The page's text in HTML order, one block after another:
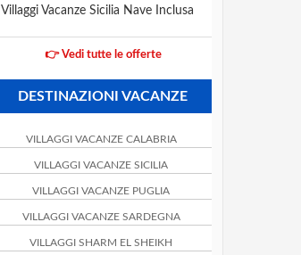
Villaggi Vacanze Sicilia Nave Inclusa
👉 Vedi tutte le offerte
DESTINAZIONI VACANZE
VILLAGGI VACANZE CALABRIA
VILLAGGI VACANZE SICILIA
VILLAGGI VACANZE PUGLIA
VILLAGGI VACANZE SARDEGNA
VILLAGGI SHARM EL SHEIKH